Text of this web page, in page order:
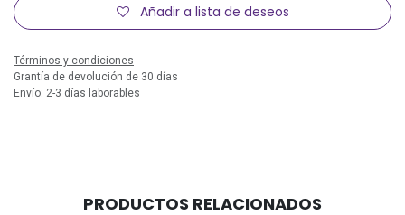
Añadir a lista de deseos
Términos y condiciones
Grantía de devolución de 30 días
Envío: 2-3 días laborables
PRODUCTOS RELACIONADOS